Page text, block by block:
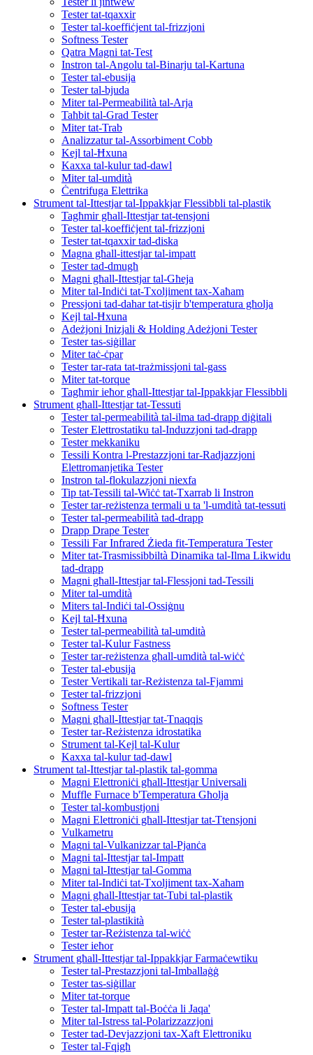
Tester tat-tqaxxir
Tester tal-koeffiċjent tal-frizzjoni
Softness Tester
Qatra Magni tat-Test
Instron tal-Angolu tal-Binarju tal-Kartuna
Tester tal-ebusija
Tester tal-bjuda
Miter tal-Permeabilità tal-Arja
Taħbit tal-Grad Tester
Miter tat-Trab
Analizzatur tal-Assorbiment Cobb
Kejl tal-Ħxuna
Kaxxa tal-kulur tad-dawl
Miter tal-umdità
Ċentrifuga Elettrika
Strument tal-Ittestjar tal-Ippakkjar Flessibbli tal-plastik
Tagħmir għall-Ittestjar tat-tensjoni
Tester tal-koeffiċjent tal-frizzjoni
Tester tat-tqaxxir tad-diska
Magna għall-ittestjar tal-impatt
Tester tad-dmugħ
Magni għall-Ittestjar tal-Għeja
Miter tal-Indiċi tat-Txoljiment tax-Xaħam
Pressjoni tad-dahar tat-tisjir b'temperatura għolja
Kejl tal-Ħxuna
Adeżjoni Inizjali & Holding Adeżjoni Tester
Tester tas-siġillar
Miter taċ-ċpar
Tester tar-rata tat-trażmissjoni tal-gass
Miter tat-torque
Tagħmir ieħor għall-Ittestjar tal-Ippakkjar Flessibbli
Strument għall-Ittestjar tat-Tessuti
Tester tal-permeabilità tal-ilma tad-drapp diġitali
Tester Elettrostatiku tal-Induzzjoni tad-drapp
Tester mekkaniku
Tessili Kontra l-Prestazzjoni tar-Radjazzjoni
Elettromanjetika Tester
Instron tal-flokulazzjoni niexfa
Tip tat-Tessili tal-Wiċċ tat-Txarrab li Instron
Tester tar-reżistenza termali u ta 'l-umdità tat-tessuti
Tester tal-permeabilità tad-drapp
Drapp Drape Tester
Tessili Far Infrared Żieda fit-Temperatura Tester
Miter tat-Trasmissibbiltà Dinamika tal-Ilma Likwidu
tad-drapp
Magni għall-Ittestjar tal-Flessjoni tad-Tessili
Miter tal-umdità
Miters tal-Indiċi tal-Ossiġnu
Kejl tal-Ħxuna
Tester tal-permeabilità tal-umdità
Tester tal-Kulur Fastness
Tester tar-reżistenza għall-umdità tal-wiċċ
Tester tal-ebusija
Tester Vertikali tar-Reżistenza tal-Fjammi
Tester tal-frizzjoni
Softness Tester
Magni għall-Ittestjar tat-Tnaqqis
Tester tar-Reżistenza idrostatika
Strument tal-Kejl tal-Kulur
Kaxxa tal-kulur tad-dawl
Strument tal-Ittestjar tal-plastik tal-gomma
Magni Elettroniċi għall-Ittestjar Universali
Muffle Furnace b'Temperatura Għolja
Tester tal-kombustjoni
Magni Elettroniċi għall-Ittestjar tat-Ttensjoni
Vulkametru
Magni tal-Vulkanizzar tal-Pjanċa
Magni tal-Ittestjar tal-Impatt
Magni tal-Ittestjar tal-Gomma
Miter tal-Indiċi tat-Txoljiment tax-Xaħam
Magni għall-Ittestjar tat-Tubi tal-plastik
Tester tal-ebusija
Tester tal-plastikità
Tester tar-Reżistenza tal-wiċċ
Tester ieħor
Strument għall-Ittestjar tal-Ippakkjar Farmaċewtiku
Tester tal-Prestazzjoni tal-Imballaġġ
Tester tas-siġillar
Miter tat-torque
Tester tal-Impatt tal-Boċċa li Jaqa'
Miter tal-Istress tal-Polarizzazzjoni
Tester tad-Devjazzjoni tax-Xaft Elettroniku
Tester tal-Fqigħ